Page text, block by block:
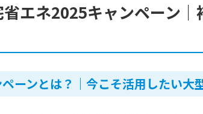
省エネ2025キャンペーン
ーンとは？｜今こそ活用したい大